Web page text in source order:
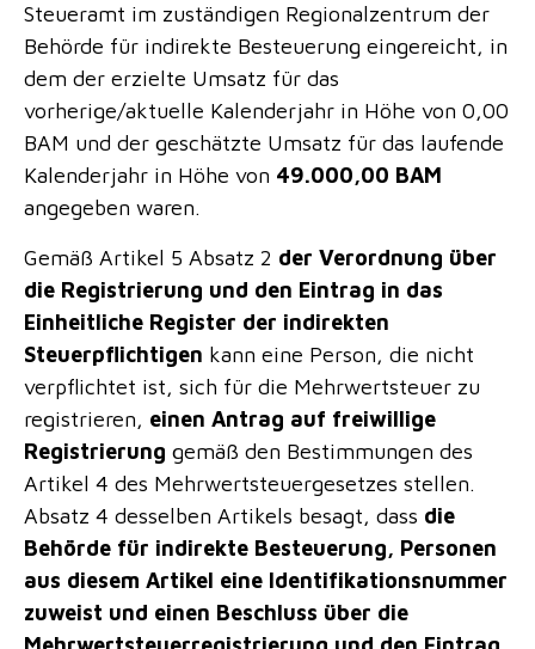
Steueramt im zuständigen Regionalzentrum der
Behörde für indirekte Besteuerung eingereicht, in
dem der erzielte Umsatz für das
vorherige/aktuelle Kalenderjahr in Höhe von 0,00
BAM und der geschätzte Umsatz für das laufende
Kalenderjahr in Höhe von 49.000,00 BAM
angegeben waren.
Gemäß Artikel 5 Absatz 2 der Verordnung über
die Registrierung und den Eintrag in das
Einheitliche Register der indirekten
Steuerpflichtigen kann eine Person, die nicht
verpflichtet ist, sich für die Mehrwertsteuer zu
registrieren, einen Antrag auf freiwillige
Registrierung gemäß den Bestimmungen des
Artikel 4 des Mehrwertsteuergesetzes stellen.
Absatz 4 desselben Artikels besagt, dass die
Behörde für indirekte Besteuerung, Personen
aus diesem Artikel eine Identifikationsnummer
zuweist und einen Beschluss über die